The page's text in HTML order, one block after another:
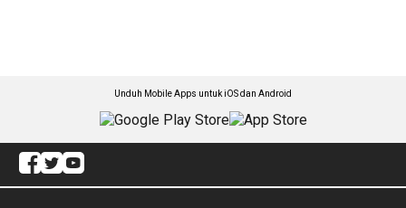
Unduh Mobile Apps untuk iOS dan Android